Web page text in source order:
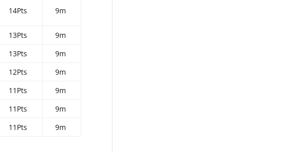
14Pts 9m
13Pts
9m
13Pts
9m
12Pts
9m
11Pts
9m
11Pts
9m
11Pts 9m